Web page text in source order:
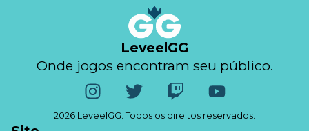
LeveelGG
Onde jogos encontram seu público.
2026 LeveelGG. Todos os direitos reservados.